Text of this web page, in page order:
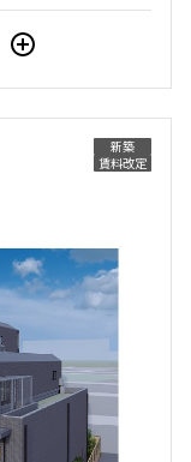
新築
賃料改定